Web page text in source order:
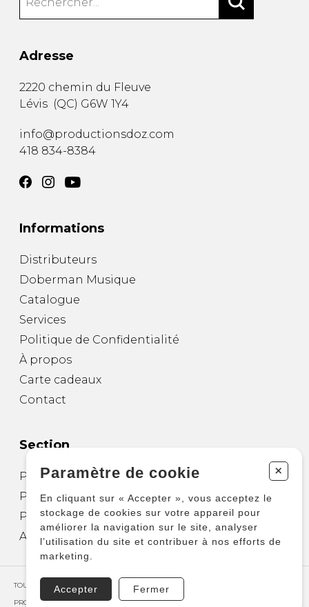
Adresse
2220 chemin du Fleuve
Lévis (QC) G6W 1Y4
info@productionsdoz.com
418 834-8384
Informations
Distributeurs
Doberman Musique
Catalogue
Services
Politique de Confidentialité
À propos
Carte cadeaux
Contact
Section
Partitions pour guitare
Partitions pour autres instruments
Partitions pour ensembles
Autres produits
TOUS DROITS RÉSERVÉS © COPYRIGHT 2026 – PRODUCTIONS D'OZ
PROPULSÉ PAR
Paramètre de cookie +
En cliquant sur « Accepter », vous acceptez le
stockage de cookies sur votre appareil pour
améliorer la navigation sur le site, analyser
l’utilisation du site et contribuer à nos efforts de
marketing.
Accepter Fermer